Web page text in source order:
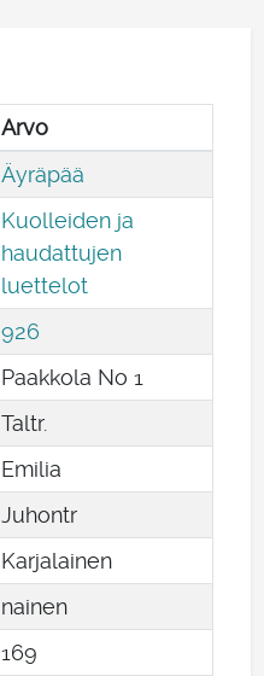
Arvo
Äyräpää
Kuolleiden ja
haudattujen
luettelot
926
Paakkola No 1
Taltr.
Emilia
Juhontr
Karjalainen
nainen
169